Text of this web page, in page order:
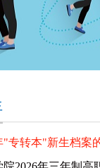
"专转本"新生档案